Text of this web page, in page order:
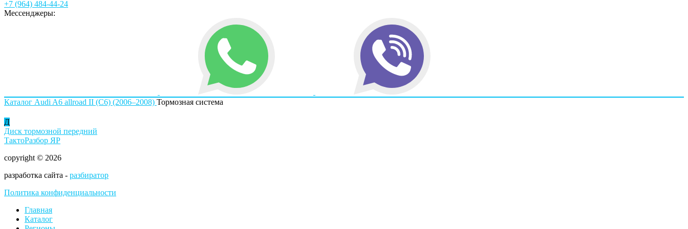
+7 (964) 484-44-24
Мессенджеры:
Каталог Audi A6 allroad II (C6) (2006–2008) Тормозная система
Д
Диск тормозной передний
ТактоРазбор ЯР
copyright © 2026
разработка сайта - разбиратор
Политика конфиденциальности
Главная
Каталог